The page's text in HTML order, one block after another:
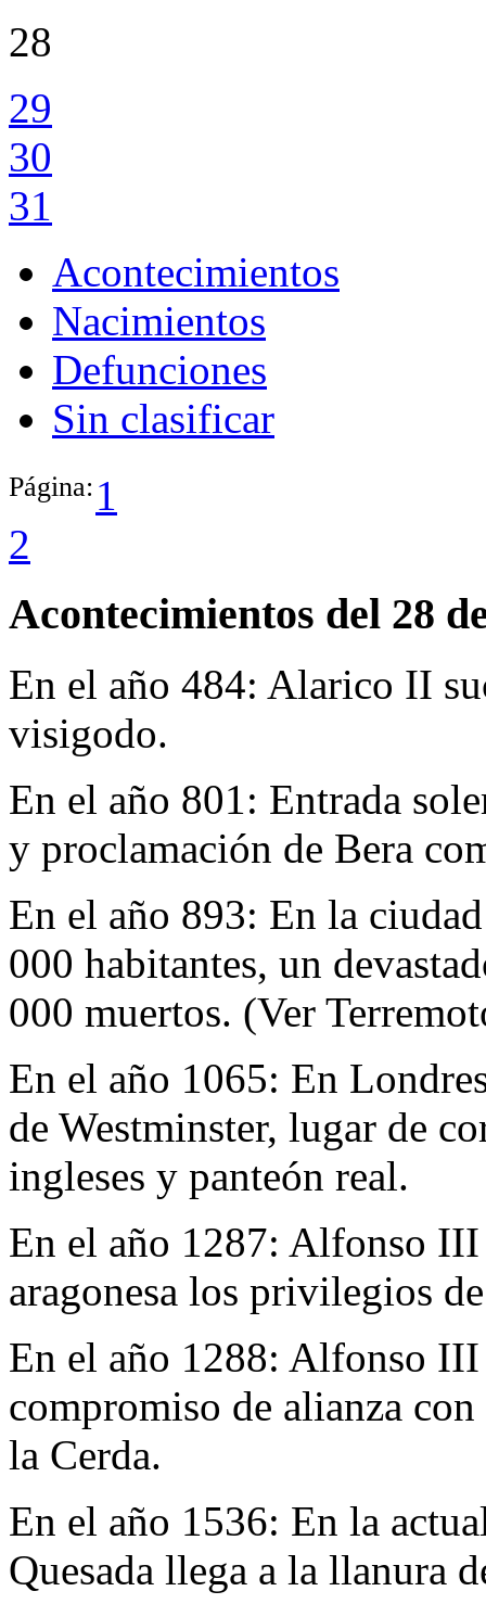
28
29
30
31
Acontecimientos
Nacimientos
Defunciones
Sin clasificar
Página: 1
2
Acontecimientos del 28
En el año 484: Alarico II
visigodo.
En el año 801: Entrada
y proclamación de Bera
En el año 893: En la
000 habitantes, un
000 muertos. (Ver
En el año 1065: En
de Westminster, lugar de
ingleses y panteón real.
En el año 1287: Alfonso III
aragonesa los privilegios
En el año 1288: Alfonso III
compromiso de alianza
la Cerda.
En el año 1536: En la
Quesada llega a la llanura